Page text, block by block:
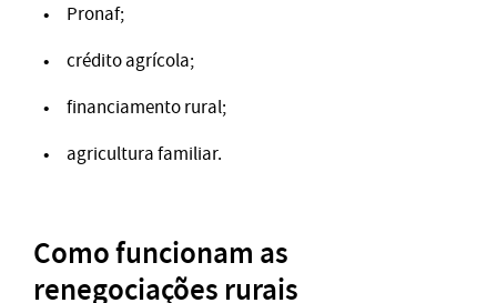
Pronaf;
crédito agrícola;
financiamento rural;
agricultura familiar.
Como funcionam as
renegociações rurais